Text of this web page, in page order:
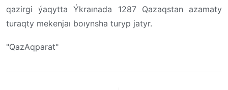
qazirgi ýaqytta Ýkraınada 1287 Qazaqstan azamaty
turaqty mekenjaı boıynsha turyp jatyr.
"QazAqparat"